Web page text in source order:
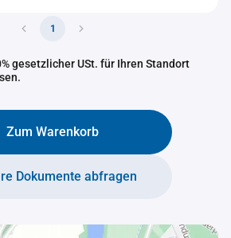
1
gesetzlicher USt. für Ihren Standort
Zum Warenkorb
Dokumente abfragen